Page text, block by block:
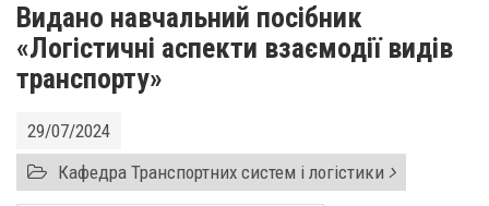
Видано навчальний посібник
«Логістичні аспекти взаємодії видів
транспорту»
29/07/2024
Кафедра Транспортних систем і логістики